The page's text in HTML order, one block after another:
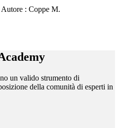
Autore : Coppe M.
un valido strumento di
della comunità di esperti in